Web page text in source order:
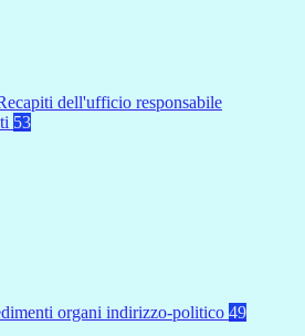
dell'ufficio responsabile
53
organi indirizzo-politico 49